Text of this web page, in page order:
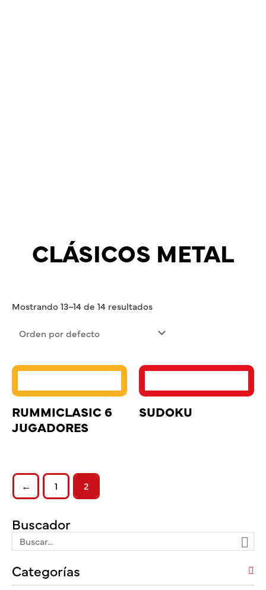
Buscador
Categorías
CLÁSICOS METAL
Mostrando 13–14 de 14 resultados
RUMMICLASIC 6
JUGADORES
SUDOKU
← 1 2